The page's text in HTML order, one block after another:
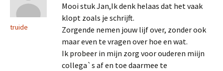
truide
Mooi stuk Jan,Ik denk helaas dat het vaak
klopt zoals je schrijft.
Zorgende nemen jouw lijf over, zonder ook
maar even te vragen over hoe en wat.
Ik probeer in mijn zorg voor ouderen miijn
collega`s af en toe daarmee te